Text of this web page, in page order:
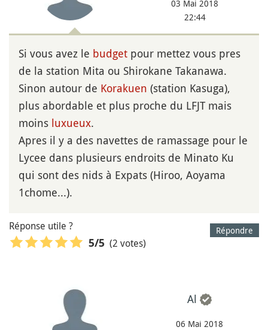
03 Mai 2018
22:44
Si vous avez le budget pour mettez vous pres
de la station Mita ou Shirokane Takanawa.
Sinon autour de Korakuen (station Kasuga),
plus abordable et plus proche du LFJT mais
moins luxueux.
Apres il y a des navettes de ramassage pour le
Lycee dans plusieurs endroits de Minato Ku
qui sont des nids à Expats (Hiroo, Aoyama
1chome...).
Répondre
Réponse utile ?
5/5 (2 votes)
Al
06 Mai 2018